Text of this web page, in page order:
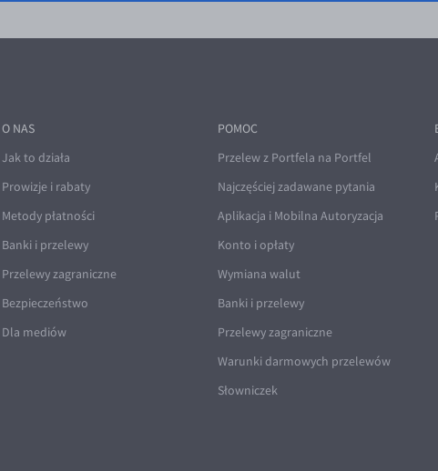
O NAS
Jak to działa
Prowizje i rabaty
Metody płatności
Banki i przelewy
Przelewy zagraniczne
Bezpieczeństwo
Dla mediów
POMOC
Przelew z Portfela na Portfel
Najczęściej zadawane pytania
Aplikacja i Mobilna Autoryzacja
Konto i opłaty
Wymiana walut
Banki i przelewy
Przelewy zagraniczne
Warunki darmowych przelewów
Słowniczek